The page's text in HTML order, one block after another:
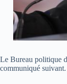
Le Bureau politique
communiqué suivant.